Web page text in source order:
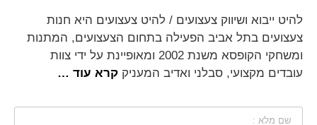
להיט ייבוא ושיווק צעצועים / להיט צעצועים היא חנות
צעצועים בתל אביב הפעילה בתחום הצעצועים, המתנות
ומשחקי הקופסא משנת 2002 ומאופיינת על ידי צוות
עובדים מקצועי, סבלני ואדיב המעניק קרא עוד …